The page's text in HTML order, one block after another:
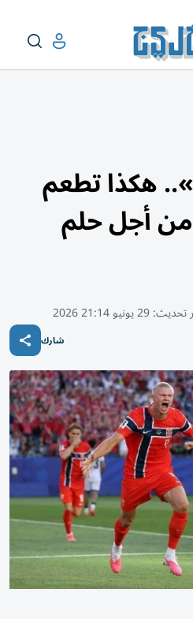
هكذا تطعم
من أجل حلم
تحديث:29 يونيو 21:14 2026
شارك